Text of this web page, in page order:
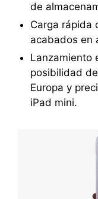
de
Carga rápida
acabados en
Lanzamiento
posibilidad
Europa y
iPad mini.